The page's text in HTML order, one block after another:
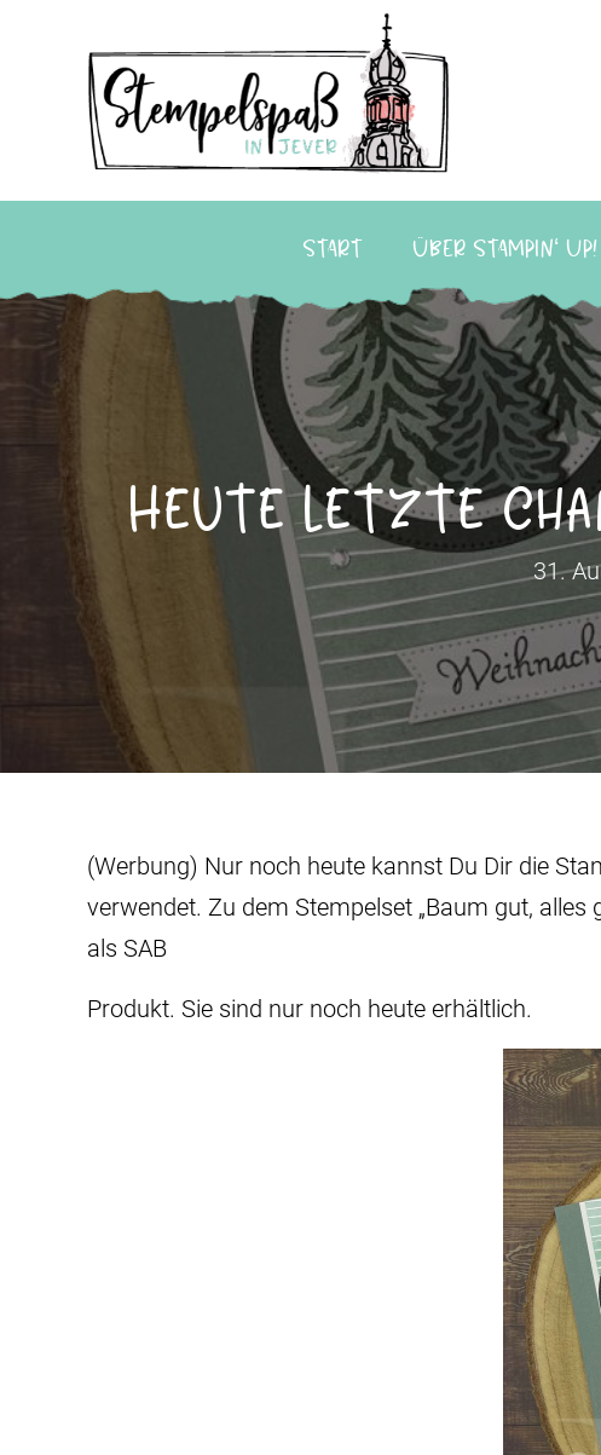
Start Über Stampin‘ Up!
Heute letzte
31.
(Werbung) Nur noch heute kannst Du Dir die
verwendet. Zu dem Stempelset „Baum gut,
als SAB
Produkt. Sie sind nur noch heute erhältlich.